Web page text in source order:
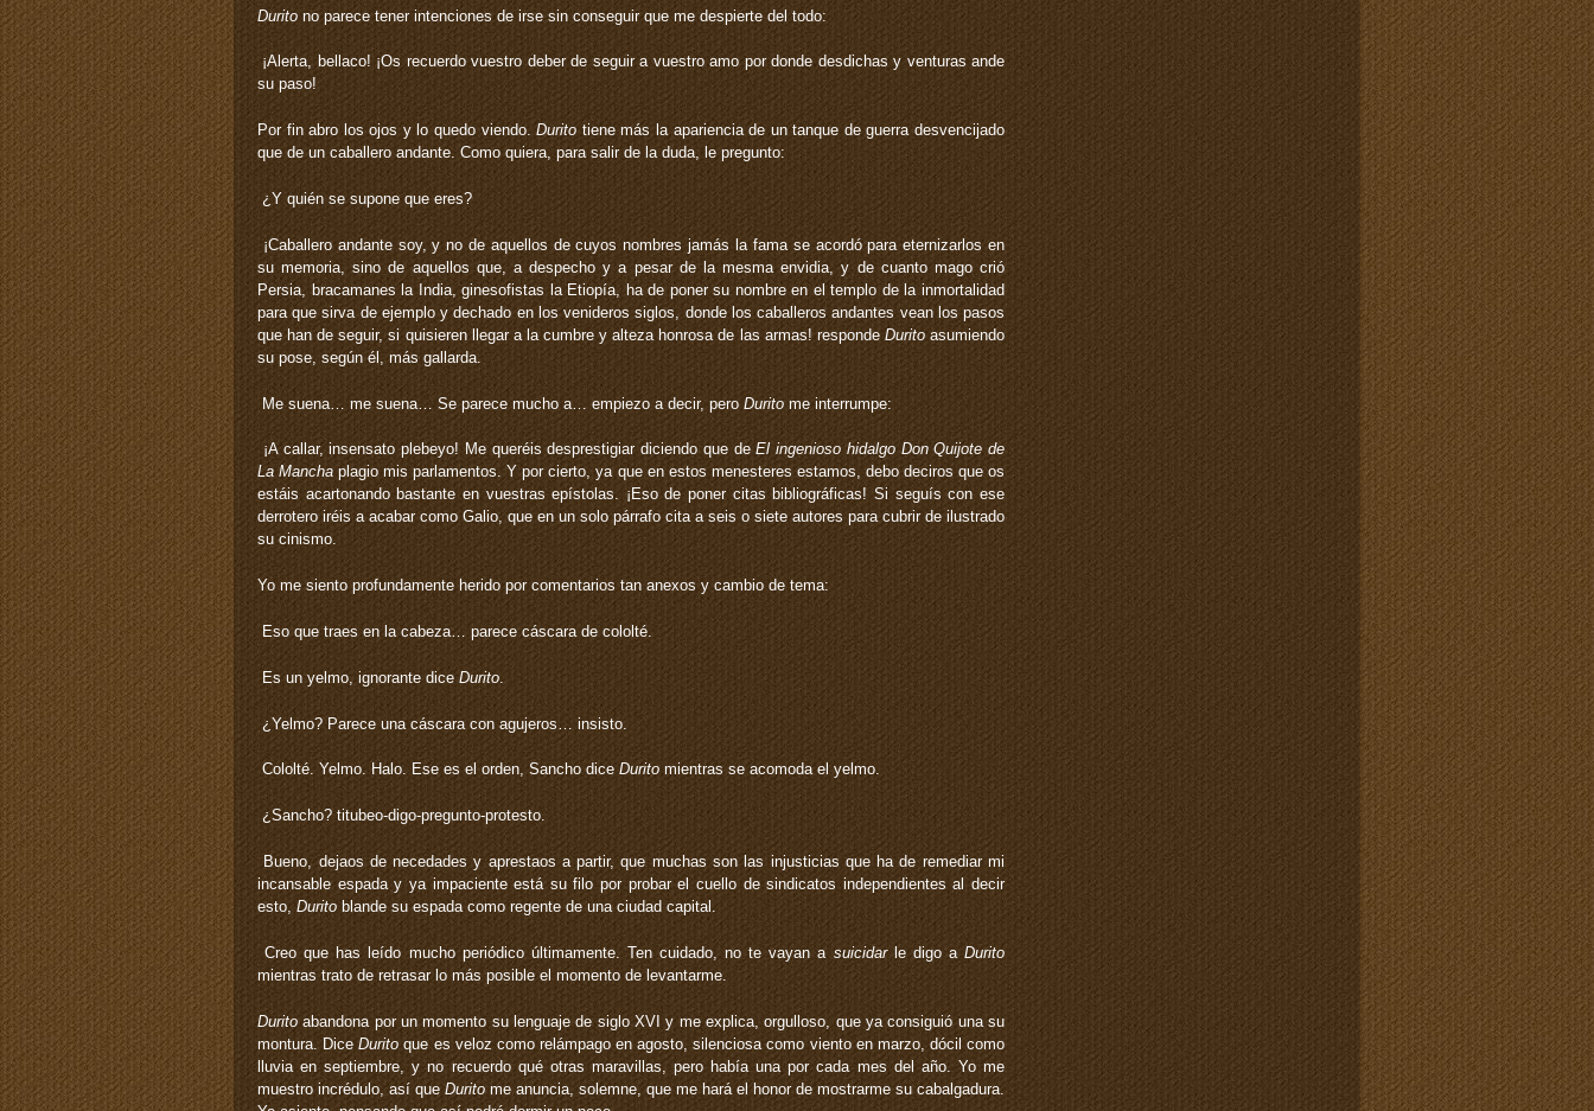
Durito no parece tener intenciones de irse sin conseguir que me despierte del todo:
­ ¡Alerta, bellaco! ¡Os recuerdo vuestro deber de seguir a vuestro amo por donde desdichas y venturas ande
su paso!
Por fin abro los ojos y lo quedo viendo.Durito tiene más la apariencia de un tanque de guerra desvencijado
que de un caballero andante. Como quiera, para salir de la duda, le pregunto:
­ ¿Y quién se supone que eres?
­ ¡Caballero andante soy, y no de aquellos de cuyos nombres jamás la fama se acordó para eternizarlos en
su memoria, sino de aquellos que, a despecho y a pesar de la mesma envidia, y de cuanto mago crió
Persia, bracamanes la India, ginesofistas la Etiopía, ha de poner su nombre en el templo de la inmortalidad
para que sirva de ejemplo y dechado en los venideros siglos, donde los caballeros andantes vean los pasos
que han de seguir, si quisieren llegar a la cumbre y alteza honrosa de las armas! ­responde Duritoasumiendo
su pose, según él, más gallarda.
­ Me suena… me suena… Se parece mucho a… ­empiezo a decir, pero Durito me interrumpe:
­ ¡A callar, insensato plebeyo! Me queréis desprestigiar diciendo que deEl ingenioso hidalgo Don Quijote de
La Mancha plagio mis parlamentos. Y por cierto, ya que en estos menesteres estamos, debo deciros que os
estáis acartonando bastante en vuestras epístolas. ¡Eso de poner citas bibliográficas! Si seguís con ese
derrotero iréis a acabar como Galio, que en un solo párrafo cita a seis o siete autores para cubrir de ilustrado
su cinismo.
Yo me siento profundamente herido por comentarios tan anexos y cambio de tema:
­ Eso que traes en la cabeza… parece cáscara de cololté.
­ Es un yelmo, ignorante ­diceDurito
­ ¿Yelmo? Parece una cáscara con agujeros… ­insisto.
­ Cololté. Yelmo. Halo. Ese es el orden, Sancho ­dice Duritomientras se acomoda el yelmo.
­ ¿Sancho? ­titubeo-digo-pregunto-protesto.
­ Bueno, dejaos de necedades y aprestaos a partir, que muchas son las injusticias que ha de remediar mi
incansable espada y ya impaciente está su filo por probar el cuello de sindicatos independientes ­al decir
esto, Durito blande su espada como regente de una ciudad capital.
­ Creo que has leído mucho periódico últimamente. Ten cuidado, no te vayan a suicidar­le digo aDurito
mientras trato de retrasar lo más posible el momento de levantarme.
Durito abandona por un momento su lenguaje de siglo XVI y me explica, orgulloso, que ya consiguió una su
montura. DiceDurito que es veloz como relámpago en agosto, silenciosa como viento en marzo, dócil como
lluvia en septiembre, y no recuerdo qué otras maravillas, pero había una por cada mes del año. Yo me
muestro incrédulo, así que Duritome anuncia, solemne, que me hará el honor de mostrarme su cabalgadura.